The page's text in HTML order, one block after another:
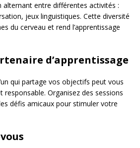
alternant entre différentes activités :
jeux linguistiques. Cette diversité
du cerveau et rend l’apprentissage
d’apprentissage
qui partage vos objectifs peut vous
Organisez des sessions
défis amicaux pour stimuler votre